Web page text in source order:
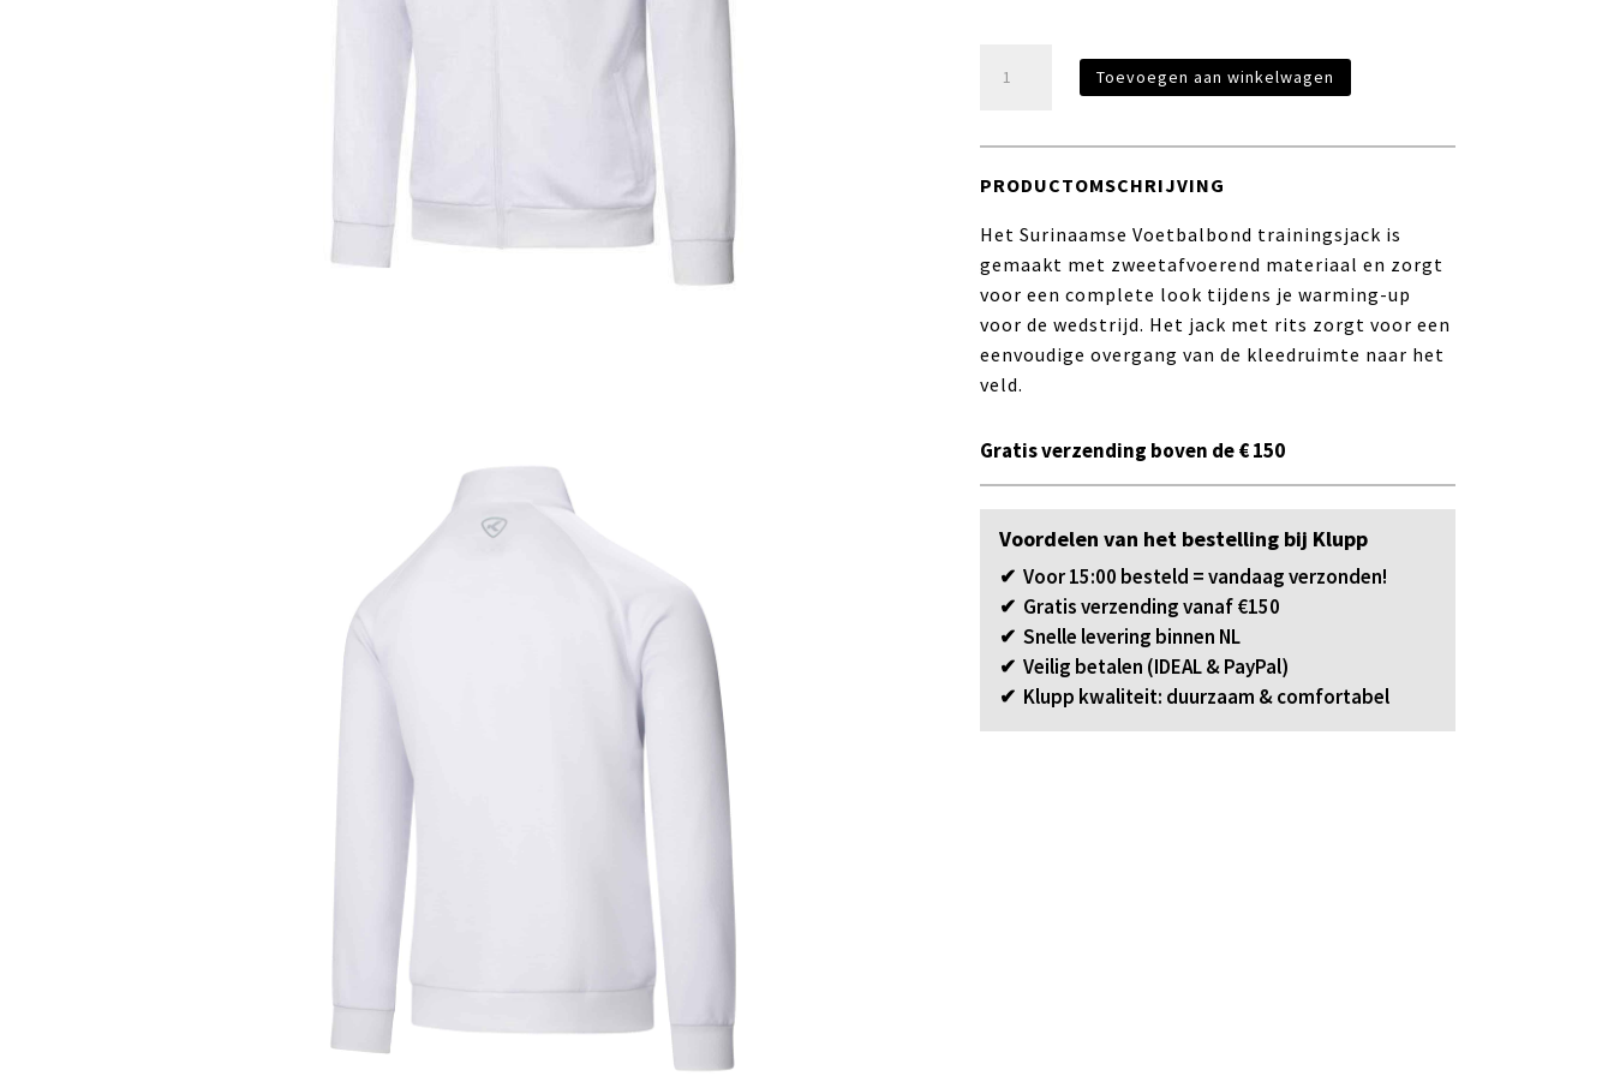
Trainingsjack
Wit
aantal
Toevoegen aan winkelwagen
PRODUCTOMSCHRIJVING
Het Surinaamse Voetbalbond trainingsjack is
gemaakt met zweetafvoerend materiaal en zorgt
voor een complete look tijdens je warming-up
voor de wedstrijd. Het jack met rits zorgt voor een
eenvoudige overgang van de kleedruimte naar het
veld.
Gratis verzending boven de € 150
Voordelen van het bestelling bij Klupp
✔ Voor 15:00 besteld = vandaag verzonden!
✔ Gratis verzending vanaf €150
✔ Snelle levering binnen NL
✔ Veilig betalen (IDEAL & PayPal)
✔ Klupp kwaliteit: duurzaam & comfortabel